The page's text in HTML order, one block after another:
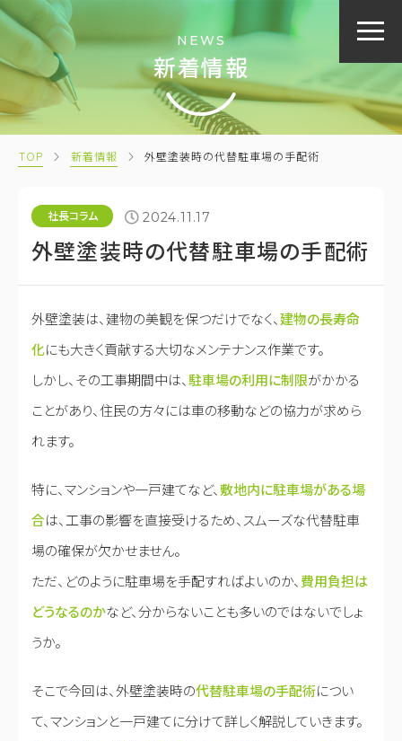
NEWS
新着情報
TOP 新着情報 外壁塗装時の代替駐車場の手配術
社長コラム 2024.11.17
外壁塗装時の代替駐車場の手配術
外壁塗装は、建物の美観を保つだけでなく、建物の長寿命
化にも大きく貢献する大切なメンテナンス作業です。
しかし、その工事期間中は、 駐車場の利用に制限がかかる
ことがあり、住民の方々には車の移動などの協力が求めら
れます。
特に、マンションや一戸建てなど、 敷地内に駐車場がある場
合は、工事の影響を直接受けるため、スムーズな代替駐車
場の確保が欠かせません。
ただ、どのように駐車場を手配すればよいのか、費用負担は
どうなるのかなど、分からないことも多いのではないでしょ
うか。
そこで今回は、外壁塗装時の代替駐車場の手配術につい
て、マンションと一戸建てに分けて詳しく解説していきます。